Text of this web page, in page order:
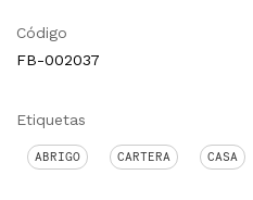
Código
FB-002037
Etiquetas
ABRIGO CARTERA CASA